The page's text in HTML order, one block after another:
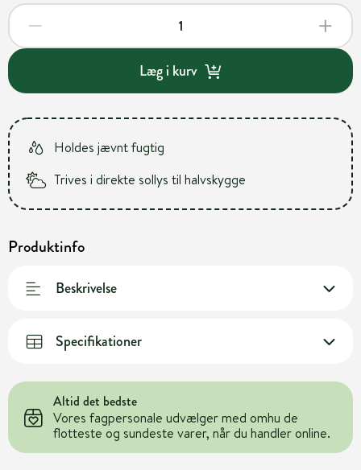
Læg i kurv
Holdes jævnt fugtig
Trives i direkte sollys til halvskygge
Produktinfo
Beskrivelse
Specifikationer
Altid det bedste
Vores fagpersonale udvælger med omhu de
flotteste og sundeste varer, når du handler online.